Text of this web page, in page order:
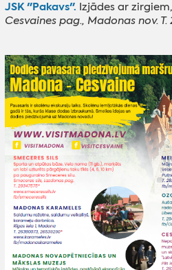
JSK "Pakavs". Izjādes ar
Cesvaines pag., Madonas nov. T.